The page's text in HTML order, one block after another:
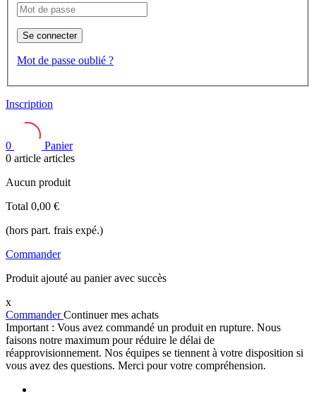
Se connecter
Mot de passe oublié ?
Inscription
0
Panier
0 article articles
Aucun produit
Total 0,00 €
(hors part. frais expé.)
Commander
Produit ajouté au panier avec succès
x
CommanderContinuer mes achats
Important : Vous avez commandé un produit en rupture. Nous
faisons notre maximum pour réduire le délai de
réapprovisionnement. Nos équipes se tiennent à votre disposition si
vous avez des questions. Merci pour votre compréhension.